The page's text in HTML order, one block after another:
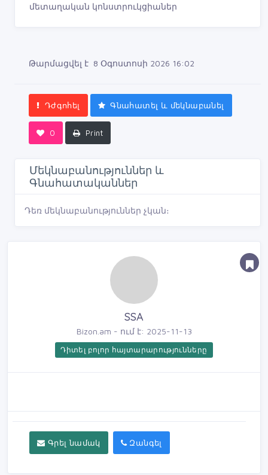
մետաղական կոնստրուկցիաներ
Թարմացվել է 8 Օգոստոսի 2026 16:02
Դժգոհել Գնահատել և մեկնաբանել
0 Print
Մեկնաբանություններ և
Գնահատականներ
Դեռ մեկնաբանություններ չկան։
SSA
Bizon.am - ում է: 2025-11-13
Դիտել բոլոր հայտարարությունները
Գրել նամակ Զանգել